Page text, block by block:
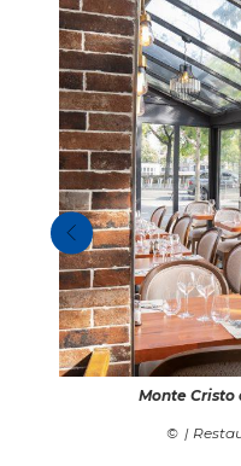
Monte Cristo
|